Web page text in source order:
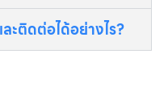
ะติดต่อได้อย่างไร?